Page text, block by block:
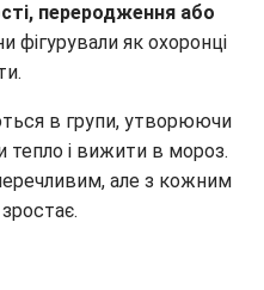
переродження або
фігурували як охоронці
в групи, утворюючи
тепло і вижити в мороз.
але з кожним